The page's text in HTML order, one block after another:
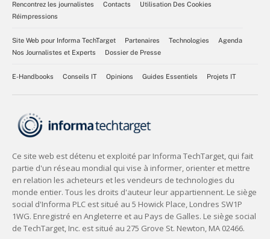
Rencontrez les journalistes
Contacts
Utilisation Des Cookies
Réimpressions
Site Web pour Informa TechTarget Partenaires Technologies
Agenda
Nos Journalistes et Experts
Dossier de Presse
E-Handbooks Conseils IT Opinions Guides Essentiels Projets IT